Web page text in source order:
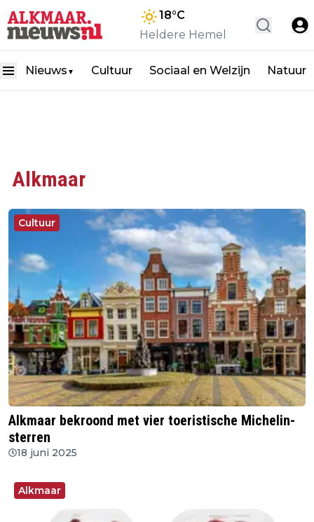
18°C
Heldere Hemel
Nieuws ▼ Cultuur Sociaal en Welzijn Natuur
Alkmaar
Cultuur
Alkmaar bekroond met vier toeristische Michelin-
sterren
18 juni 2025
Alkmaar